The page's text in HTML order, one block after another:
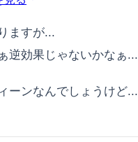
ますが...
逆効果じゃないかなぁ...
ーンなんでしょうけど...